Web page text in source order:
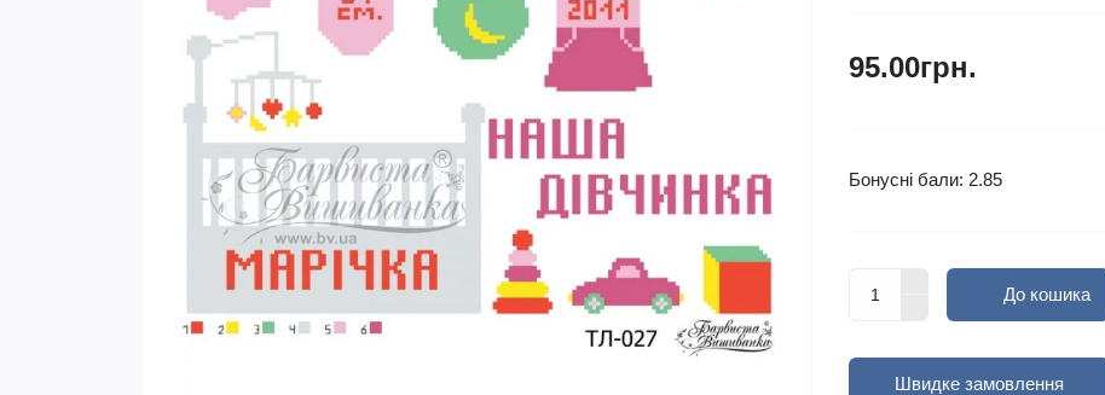
95.00грн.
Бонусні бали: 2.85
До кошика
Швидке замовлення